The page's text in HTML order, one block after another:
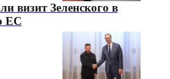
визит Зеленского в
ЕС